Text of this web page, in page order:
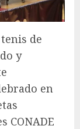
de
y
en
CONADE